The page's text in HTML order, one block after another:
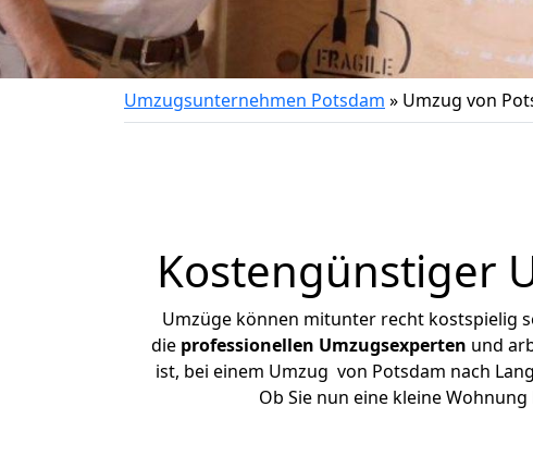
Umzugsunternehmen Potsdam » Umzug von
Kostengünstiger
Umzüge können mitunter recht kostspielig
die professionellen Umzugsexperten und
ist, bei einem Umzug von Potsdam nach
Ob Sie nun eine kleine